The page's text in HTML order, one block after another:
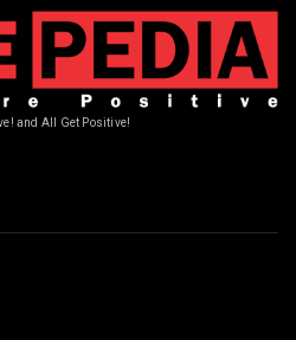
and All Get Positive!